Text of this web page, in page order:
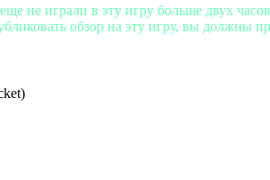
не играли в эту игру больше двух
обзор на эту игру, вы должны